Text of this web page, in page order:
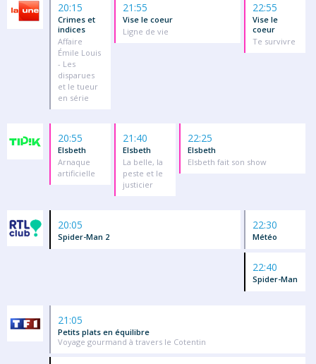
20:15
Crimes et
indices
Affaire
Émile Louis
- Les
disparues
et le tueur
en série
21:55
Vise le coeur
Ligne de vie
22:55
Vise le
coeur
Te survivre
20:55
Elsbeth
Arnaque
artificielle
21:40
Elsbeth
La belle, la
peste et le
justicier
22:25
Elsbeth
Elsbeth fait son show
20:05
Spider-Man 2
22:30
Météo
22:40
Spider-Man
21:05
Petits plats en équilibre
Voyage gourmand à travers le Cotentin